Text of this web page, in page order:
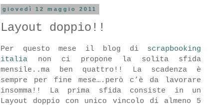
giovedì 12 maggio 2011
Layout doppio!!
Per questo mese il blog di scrapbooking
italia non ci propone la solita sfida
mensile..ma ben quattro!! La scadenza è
sempre per fine mese….però c’è da lavorare
insomma!! La prima sfida consiste in un
Layout doppio con unico vincolo di almeno 5